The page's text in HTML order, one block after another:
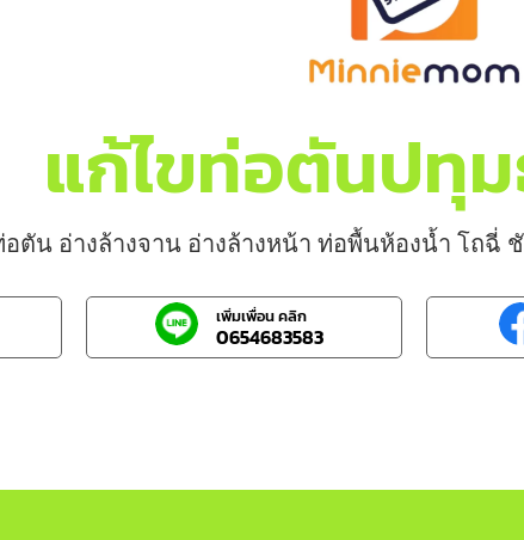
แก้ไขท่อตันปทุ
ตัน อ่างล้างจาน อ่างล้างหน้า ท่อพื้นห้องน้ำ โถฉี่
เพิ่มเพื่อน คลิก
0654683583